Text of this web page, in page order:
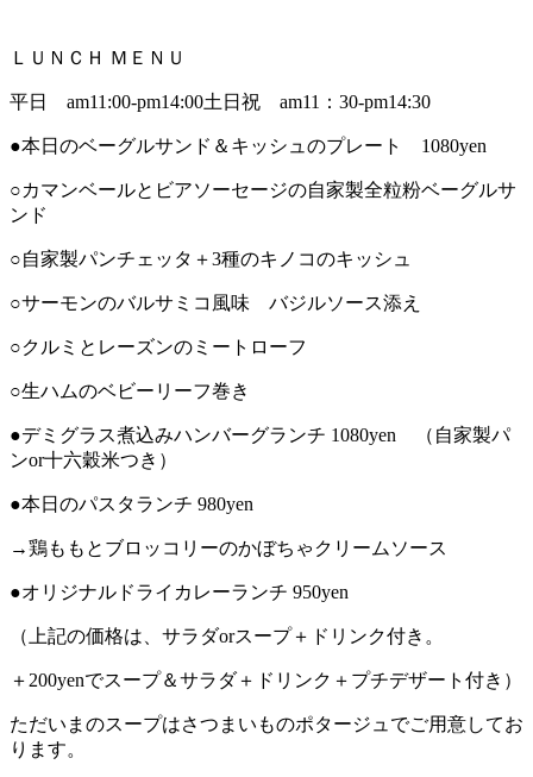
ＬＵＮＣＨ ＭＥＮＵ
平日 am11:00-pm14:00土日祝 am11：30-pm14:30
●本日のベーグルサンド＆キッシュのプレート 1080yen
○カマンベールとビアソーセージの自家製全粒粉ベーグルサ
ンド
○自家製パンチェッタ＋3種のキノコのキッシュ
○サーモンのバルサミコ風味 バジルソース添え
○クルミとレーズンのミートローフ
○生ハムのベビーリーフ巻き
●デミグラス煮込みハンバーグランチ 1080yen （自家製パ
ンor十六穀米つき）
●本日のパスタランチ 980yen
→鶏ももとブロッコリーのかぼちゃクリームソース
●オリジナルドライカレーランチ 950yen
（上記の価格は、サラダorスープ＋ドリンク付き。
＋200yenでスープ＆サラダ＋ドリンク＋プチデザート付き）
ただいまのスープはさつまいものポタージュでご用意してお
ります。